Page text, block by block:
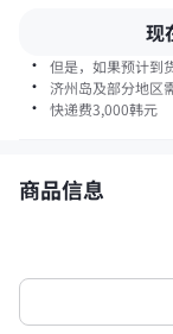
现
· 但是，如果预计到
· 济州岛及部分地区
· 快递费3,000韩元
商品信息